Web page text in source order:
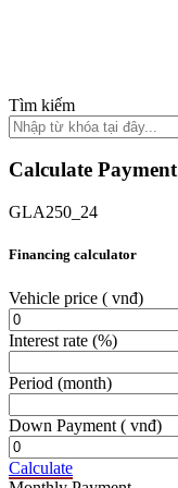
Tìm kiếm
Calculate Payment
GLA250_24
Financing calculator
Vehicle price ( vnđ)
Interest rate (%)
Period (month)
Down Payment ( vnđ)
Calculate